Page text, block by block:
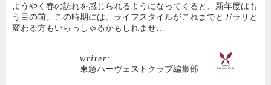
ようやく春の訪れを感じられるようになってくると、新年度はも
う目の前。この時期には、ライフスタイルがこれまでとガラリと
変わる方もいらっしゃるかもしれませ…
writer:
東急ハーヴェストクラブ編集部